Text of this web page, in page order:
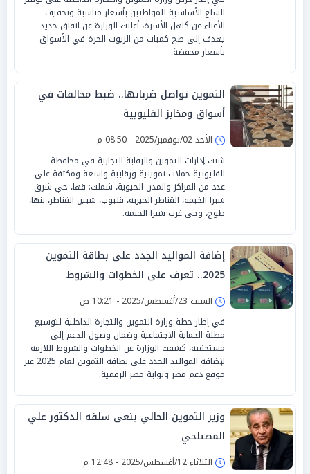
السلع الأساسية للمواطنين بأسعار مناسبة وتخفيف
الأعباء عن كاهل الأسرة، أعلنت الوزارة عن اتفاق جديد
يهدف إلى ضخ كميات من الزيوت الحرة في الأسواق
بأسعار مخفضة.
التموين تواصل ضرباتها.. ضبط مخالفات في
أسواق ومخابز القليوبية
الأحد 02/نوفمبر/2025 - 08:50 م
شنت إدارات التموين والرقابة التجارية في محافظة
القليوبية حملات تموينية ورقابية واسعة ومكثفة على
عدد من المراكز والمدن الحيوية، شملت: قها، حي شرق
شبرا الخيمة، القناطر الخيرية، قليوب، شبين القناطر، بنها،
طوخ، وحي غرب شبرا الخيمة.
إضافة المواليد الجدد على بطاقة التموين
2025.. تعرف على الخطوات والشروط
السبت 23/أغسطس/2025 - 10:21 ص
في إطار خطة وزارة التموين والتجارة الداخلية لتوسيع
مظلة الحماية الاجتماعية وضمان وصول الدعم إلى
مستحقيه، كشفت الوزارة عن الخطوات والشروط اللازمة
لإضافة المواليد الجدد على بطاقة التموين لعام 2025 عبر
موقع دعم مصر وبوابة مصر الرقمية.
وزير التموين الحالي ينعى سلفه الدكتور علي
المصيلحي
الثلاثاء 12/أغسطس/2025 - 12:48 م